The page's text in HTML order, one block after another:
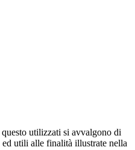
utilizzati si avvalgono di
utili alle finalità illustrate nella